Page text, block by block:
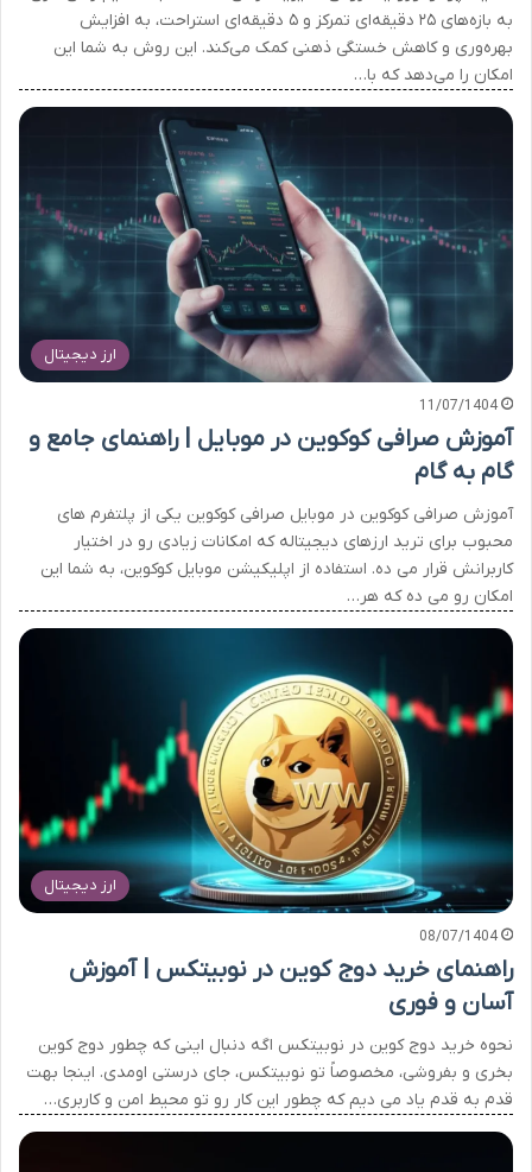
به بازه‌های ۲۵ دقیقه‌ای تمرکز و ۵ دقیقه‌ای استراحت، به افزایش
بهره‌وری و کاهش خستگی ذهنی کمک می‌کند. این روش به شما این
امکان را می‌دهد که با…
ارز دیجیتال
11/07/1404
آموزش صرافی کوکوین در موبایل | راهنمای جامع و
گام به گام
آموزش صرافی کوکوین در موبایل صرافی کوکوین یکی از پلتفرم های
محبوب برای ترید ارزهای دیجیتاله که امکانات زیادی رو در اختیار
کاربرانش قرار می ده. استفاده از اپلیکیشن موبایل کوکوین، به شما این
امکان رو می ده که هر…
ارز دیجیتال
08/07/1404
راهنمای خرید دوج کوین در نوبیتکس | آموزش
آسان و فوری
نحوه خرید دوج کوین در نوبیتکس اگه دنبال اینی که چطور دوج کوین
بخری و بفروشی، مخصوصاً تو نوبیتکس، جای درستی اومدی. اینجا بهت
قدم به قدم یاد می دیم که چطور این کار رو تو محیط امن و کاربری…